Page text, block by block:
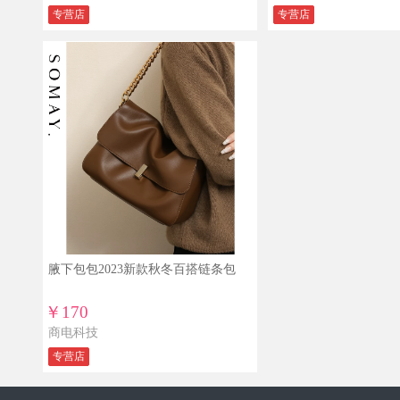
专营店 专营店
腋下包包2023新款秋冬百搭链条包
￥170
商电科技
专营店